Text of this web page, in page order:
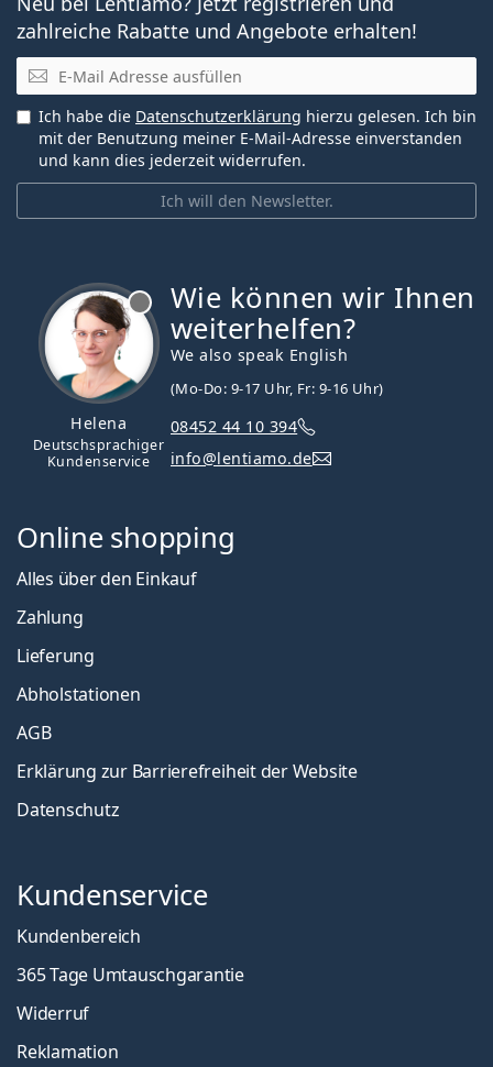
zahlreiche Rabatte und Angebote erhalten!
E-Mail
Ich will den Newsletter.
Ich habe die Datenschutzerklärung hierzu gelesen. Ich bin
mit der Benutzung meiner E-Mail-Adresse einverstanden
und kann dies jederzeit widerrufen.
Helena
Deutschsprachiger
Kundenservice
Wie können wir Ihnen
weiterhelfen?
We also speak English
(Mo-Do: 9-17 Uhr, Fr: 9-16 Uhr)
08452 44 10 394
info@lentiamo.de
Online shopping
Alles über den Einkauf
Zahlung
Lieferung
Abholstationen
AGB
Erklärung zur Barrierefreiheit der Website
Datenschutz
Kundenservice
Kundenbereich
365 Tage Umtauschgarantie
Widerruf
Reklamation